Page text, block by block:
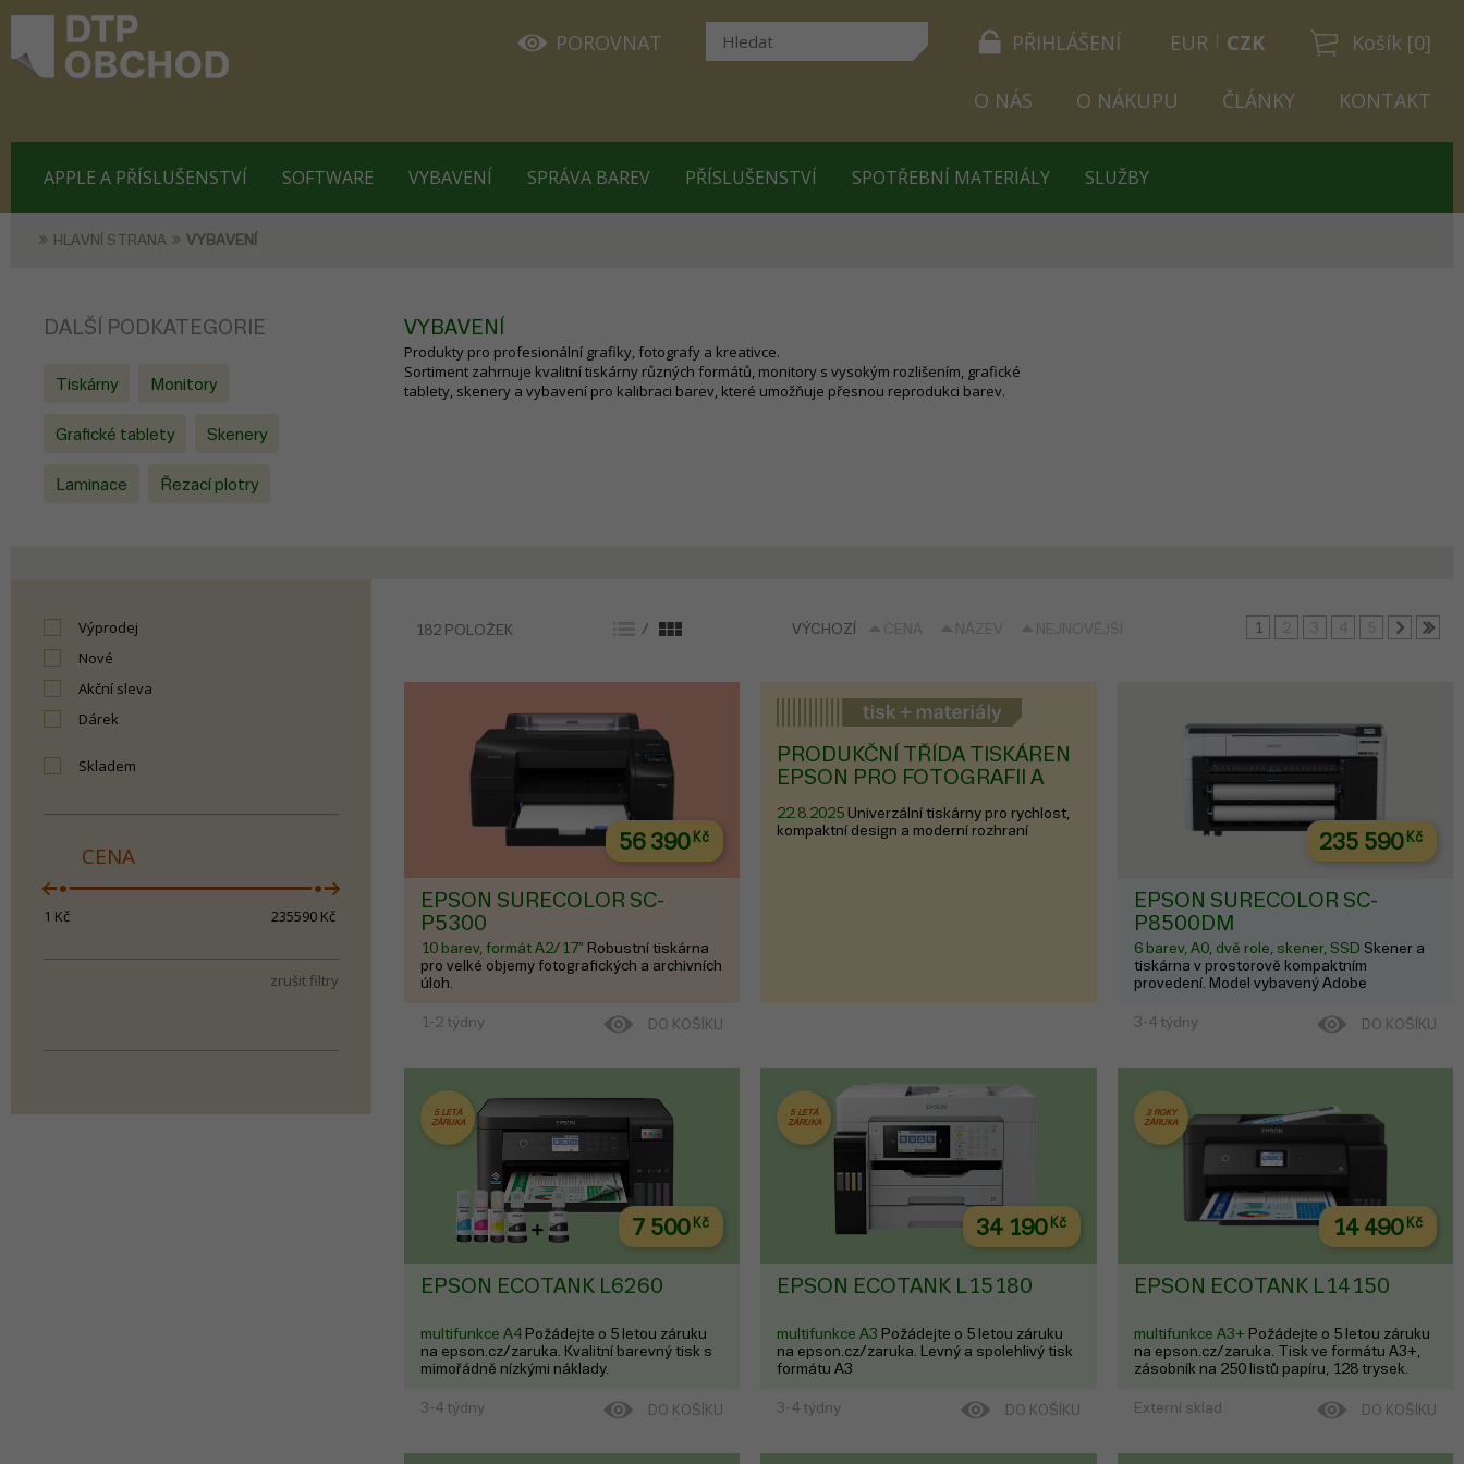
PŘIHLÁŠENÍ Košík [0]
POROVNAT EUR CZK
O NÁS O NÁKUPU ČLÁNKY KONTAKT
APPLE A PŘÍSLUŠENSTVÍ SOFTWARE VYBAVENÍ SPRÁVA BAREV PŘÍSLUŠENSTVÍ SPOTŘEBNÍ MATERIÁLY SLUŽBY
HLAVNÍ STRANA VYBAVENÍ
VYBAVENÍ
Produkty pro profesionální grafiky, fotografy a kreativce.
Sortiment zahrnuje kvalitní tiskárny různých formátů, monitory s vysokým rozlišením, grafické
tablety, skenery a vybavení pro kalibraci barev, které umožňuje přesnou reprodukci barev.
DALŠÍ PODKATEGORIE
Tiskárny Monitory
Grafické tablety Skenery
Laminace Řezací plotry
Výprodej
Nové
Akční sleva
Dárek
skladem
CENA
1 Kč 235590 Kč
zrušit filtry
182 POLOŽEK / VÝCHOZÍ 1
56 390Kč
EPSON SURECOLOR SC-
P5300
10 barev, formát A2/17" Robustní tiskárna
pro velké objemy fotografických a archivních
úloh.
1-2 týdny DO KOŠÍKU
PRODUKČNÍ TŘÍDA TISKÁREN
EPSON PRO FOTOGRAFII A
22.8.2025 Univerzální tiskárny pro rychlost,
kompaktní design a moderní rozhraní
235 590Kč
EPSON SURECOLOR SC-
P8500DM
6 barev, A0, dvě role, skener, SSD Skener a
tiskárna v prostorově kompaktním
provedení. Model vybavený Adobe
3-4 týdny
DO KOŠÍKU
5 LETÁ
ZÁRUKA
7 500Kč
EPSON ECOTANK L6260
multifunkce A4 Požádejte o 5 letou záruku
na epson.cz/zaruka. Kvalitní barevný tisk s
mimořádně nízkými náklady.
3-4 týdny DO KOŠÍKU
5 LETÁ
ZÁRUKA
34 190Kč
EPSON ECOTANK L15180
multifunkce A3 Požádejte o 5 letou záruku
na epson.cz/zaruka. Levný a spolehlivý tisk
formátu A3
3-4 týdny DO KOŠÍKU
3 ROKY
ZÁRUKA
14 490Kč
EPSON ECOTANK L14150
multifunkce A3+ Požádejte o 5 letou záruku
na epson.cz/zaruka. Tisk ve formátu A3+,
zásobník na 250 listů papíru, 128 trysek.
Externí sklad DO KOŠÍKU